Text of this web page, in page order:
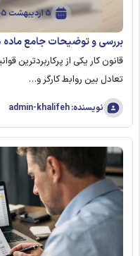
5 اردیبهشت 1405
بررسی و توضیحات جامع ماده
قانون کار یکی از پرکاربردترین
تعادل بین روابط کارگر و…
نویسنده: admin-khalifeh